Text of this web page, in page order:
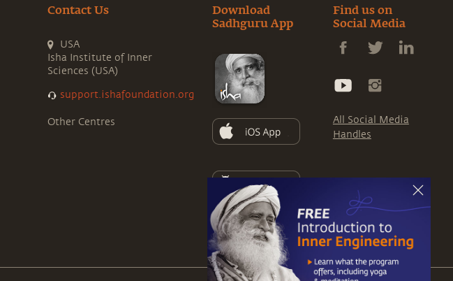
Contact Us
USA
Isha Institute of Inner
Sciences (USA)
support.ishafoundation.org
Other Centres
Download
Sadhguru App
Find us on
Social Media
All Social Media
Handles